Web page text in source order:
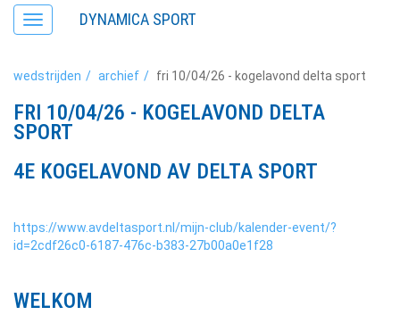
Toggle
navigation
DYNAMICA SPORT
wedstrijden archief fri 10/04/26 - kogelavond delta sport
FRI 10/04/26 - KOGELAVOND DELTA
SPORT
4E KOGELAVOND AV DELTA SPORT
https://www.avdeltasport.nl/mijn-club/kalender-event/?
id=2cdf26c0-6187-476c-b383-27b00a0e1f28
WELKOM